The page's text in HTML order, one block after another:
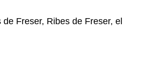
Freser, Ribes de Freser, el